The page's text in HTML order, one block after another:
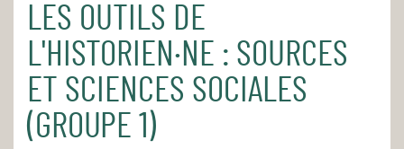
Accueil Pour le quotidien
LES OUTILS DE
L'HISTORIEN·NE : SOURCES
ET SCIENCES SOCIALES
(GROUPE 1)